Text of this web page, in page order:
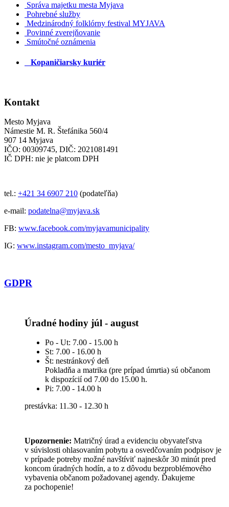
Správa majetku mesta Myjava
Pohrebné služby
Medzinárodný folklórny festival MYJAVA
Povinné zverejňovanie
Smútočné oznámenia
Kopaničiarsky kuriér
Kontakt
Mesto Myjava
Námestie M. R. Štefánika 560/4
907 14 Myjava
IČO: 00309745, DIČ: 2021081491
IČ DPH: nie je platcom DPH
tel.: +421 34 6907 210 (podateľňa)
e-mail: podatelna@myjava.sk
FB: www.facebook.com/myjavamunicipality
IG: www.instagram.com/mesto_myjava/
GDPR
Úradné hodiny júl - august
Po - Ut: 7.00 - 15.00 h
St: 7.00 - 16.00 h
Št: nestránkový deň
Pokladňa a matrika (pre prípad úmrtia) sú občanom
k dispozícií od 7.00 do 15.00 h.
Pi: 7.00 - 14.00 h
prestávka: 11.30 - 12.30 h
Upozornenie: Matričný úrad a evidenciu obyvateľstva
v súvislosti ohlasovaním pobytu a osvedčovaním podpisov je
v prípade potreby možné navštíviť najneskôr 30 minút pred
koncom úradných hodín, a to z dôvodu bezproblémového
vybavenia občanom požadovanej agendy. Ďakujeme
za pochopenie!